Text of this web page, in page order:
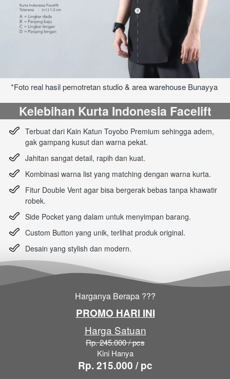
*Foto real hasil pemotretan studio & area warehouse Bunayya
Kelebihan Kurta Indonesia Facelift
Terbuat dari Kain Katun Toyobo Premium sehingga adem,
gak gampang kusut dan warna pekat.
Jahitan sangat detail, rapih dan kuat.
Kombinasi warna list yang matching dengan warna kurta.
Fitur Double Vent agar bisa bergerak bebas tanpa khawatir
robek.
Side Pocket yang dalam untuk menyimpan barang.
Custom Button yang unik, terlihat produk original.
Desain yang stylish dan modern.
Harganya Berapa ???
PROMO HARI INI
Harga Satuan
Rp. 245.000 / pcs
Kini Hanya
Rp. 215.000 / pc